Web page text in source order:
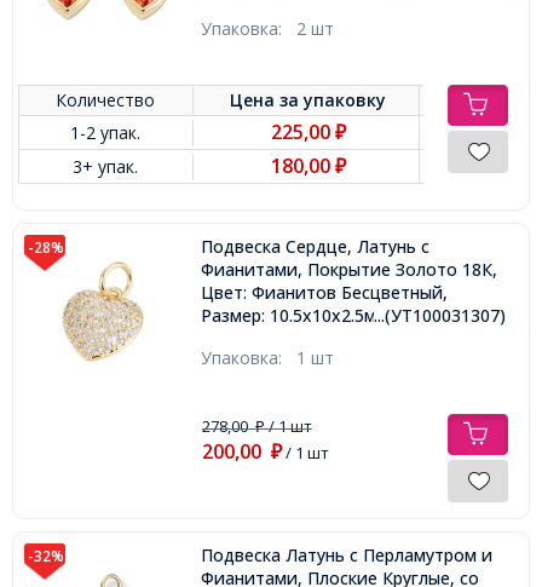
Внутренний диаметр 3.6мм,
Упаковка: 2 шт
Количество Цена заупаковку
1-2 упак.
225,00 ₽
3+ упак. 180,00 ₽
-28%
Подвеска Сердце, Латунь с
Фианитами, Покрытие Золото 18К,
Цвет: Фианитов Бесцветный,
Размер: 10.5х10х2.5мм, Отверстие
5х0.7мм,
...(УТ100031307)
Упаковка: 1 шт
278,00₽/ 1 шт
200,00 ₽/ 1 шт
-32%
Подвеска Латунь с Перламутром и
Фианитами, Плоские Круглые, со